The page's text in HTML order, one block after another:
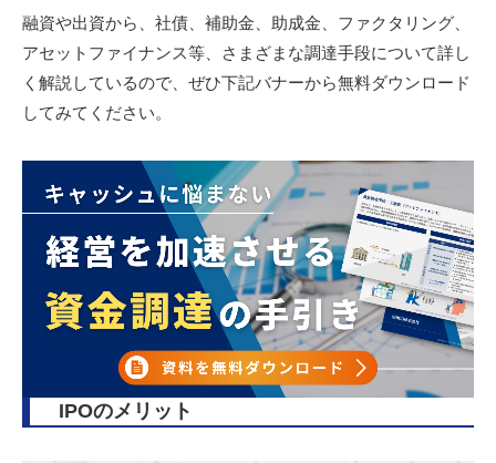
融資や出資から、社債、補助金、助成金、ファクタリング、
アセットファイナンス等、さまざまな調達手段について詳し
く解説しているので、ぜひ下記バナーから無料ダウンロード
してみてください。
IPOのメリット